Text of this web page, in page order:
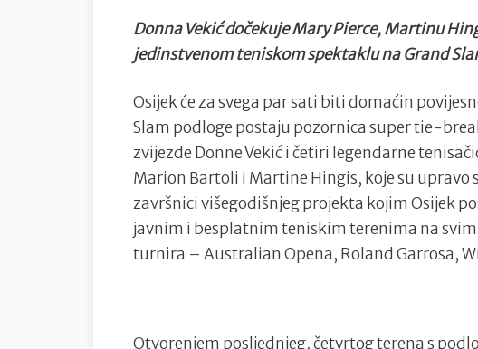
Donna Vekić dočekuje Mary Pierce, Martinu
jedinstvenom teniskom spektaklu na Grand
Osijek će za svega par sati biti domaćin
Slam podloge postaju pozornica super tie-
zvijezde Donne Vekić i četiri legendarne
Marion Bartoli i Martine Hingis, koje su upravo
završnici višegodišnjeg projekta kojim Osijek
javnim i besplatnim teniskim terenima na
turnira – Australian Opena, Roland Garrosa,
Otvorenjem posljednjeg, četvrtog terena s